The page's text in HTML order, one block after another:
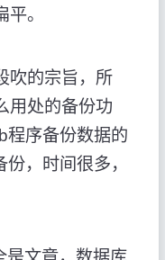
。
吹的宗旨，所
用处的备份功
程序备份数据的
，时间很多，